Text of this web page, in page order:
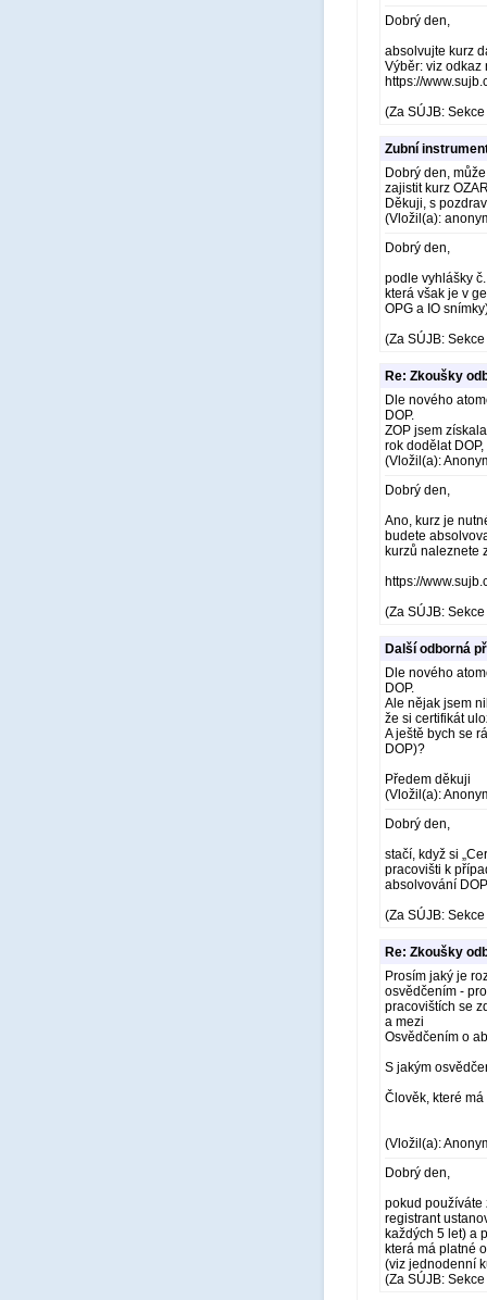
Dobrý den,
absolvujte kurz
Výběr: viz odkaz
https://
(Za SÚJB:
Zubní
Dobrý den,
zajistit kurz
Děkuji, s
(Vložil(a):
Dobrý den,
podle vyhlášky
která však je v
OPG a IO
(Za SÚJB:
Re: Zkoušky
Dle nového
DOP.
ZOP jsem
rok dodělat
(Vložil(a):
Dobrý den,
Ano, kurz je
budete
kurzů naleznete
https://
(Za SÚJB:
Další odborná
Dle nového
DOP.
Ale nějak jsem
že si certifikát
A ještě bych se
DOP)?
Předem děkuji
(Vložil(a):
Dobrý den,
stačí, když si
pracovišti k
absolvování
(Za SÚJB:
Re: Zkoušky
Prosím jaký je
osvědčením -
pracovištích se
a mezi
Osvědčením o
S jakým
Člověk, které
(Vložil(a):
Dobrý den,
pokud používáte
registrant
každých 5 let) a
která má platné
(viz jednodenní
(Za SÚJB: